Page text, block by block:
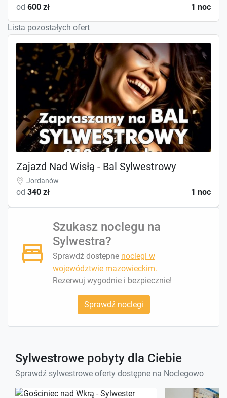
od 600 zł 1 noc
Lista pozostałych ofert
Zajazd Nad Wisłą - Bal Sylwestrowy
Jordanów
od 340 zł 1 noc
Szukasz noclegu na
Sylwestra?
Sprawdź dostępne noclegi w
województwie mazowieckim.
Rezerwuj wygodnie i bezpiecznie!
Sprawdź noclegi
Sylwestrowe pobyty dla Ciebie
Sprawdź sylwestrowe oferty dostępne na Noclegowo